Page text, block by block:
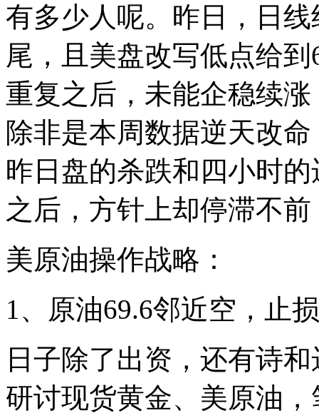
有多少人呢。昨日，日
尾，且美盘改写低点给
重复之后，未能企稳续
除非是本周数据逆天改
昨日盘的杀跌和四小时
之后，方针上却停滞不
美原油操作战略：
1、原油69.6邻近空，止
日子除了出资，还有诗
研讨现货黄金、美原油